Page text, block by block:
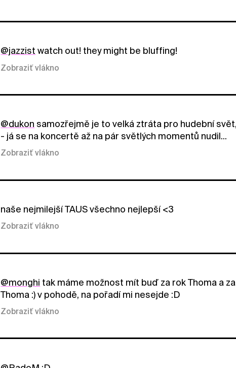
@jazzist watch out! they might be bluffing!
Zobraziť vlákno
@dukon samozřejmě je to velká ztráta pro hudební
- já se na koncertě až na pár světlých momentů nudil...
Zobraziť vlákno
naše nejmilejší TAUS všechno nejlepší <3
Zobraziť vlákno
@monghi tak máme možnost mít buď za rok Thoma a
Thoma :) v pohodě, na pořadí mi nesejde :D
Zobraziť vlákno